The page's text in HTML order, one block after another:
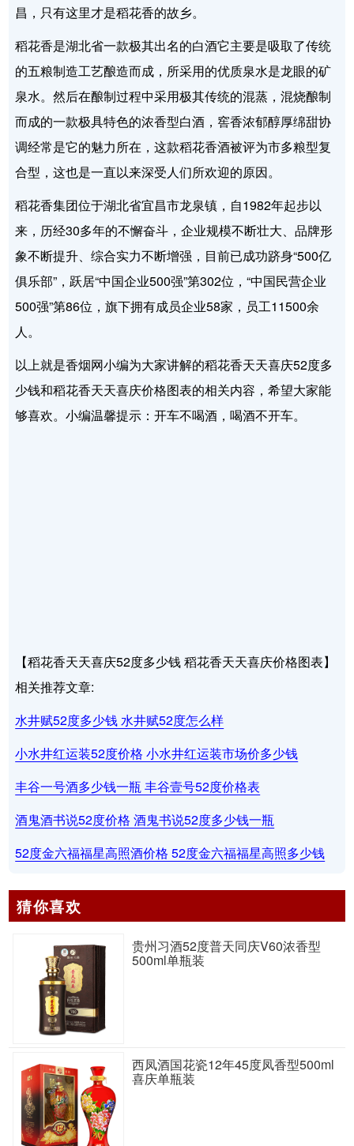
昌，只有这里才是稻花香的故乡。
稻花香是湖北省一款极其出名的白酒它主要是吸取了传统
的五粮制造工艺酿造而成，所采用的优质泉水是龙眼的矿
泉水。然后在酿制过程中采用极其传统的混蒸，混烧酿制
而成的一款极具特色的浓香型白酒，窖香浓郁醇厚绵甜协
调经常是它的魅力所在，这款稻花香酒被评为市多粮型复
合型，这也是一直以来深受人们所欢迎的原因。
稻花香集团位于湖北省宜昌市龙泉镇，自1982年起步以
来，历经30多年的不懈奋斗，企业规模不断壮大、品牌形
象不断提升、综合实力不断增强，目前已成功跻身“500亿
俱乐部”，跃居“中国企业500强”第302位，“中国民营企业
500强”第86位，旗下拥有成员企业58家，员工11500余
人。
以上就是香烟网小编为大家讲解的稻花香天天喜庆52度多
少钱和稻花香天天喜庆价格图表的相关内容，希望大家能
够喜欢。小编温馨提示：开车不喝酒，喝酒不开车。
【稻花香天天喜庆52度多少钱 稻花香天天喜庆价格图表】
相关推荐文章:
水井赋52度多少钱 水井赋52度怎么样
小水井红运装52度价格 小水井红运装市场价多少钱
丰谷一号酒多少钱一瓶 丰谷壹号52度价格表
酒鬼酒书说52度价格 酒鬼书说52度多少钱一瓶
52度金六福福星高照酒价格 52度金六福福星高照多少钱
猜你喜欢
贵州习酒52度普天同庆V60浓香型
500ml单瓶装
西凤酒国花瓷12年45度凤香型500ml
喜庆单瓶装